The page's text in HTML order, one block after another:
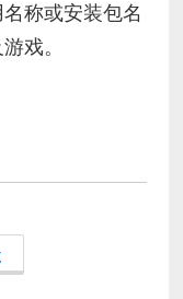
称或安装包名
戏。